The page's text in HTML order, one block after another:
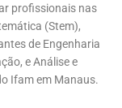
profissionais nas
(Stem),
de Engenharia
e Análise e
Ifam em Manaus.